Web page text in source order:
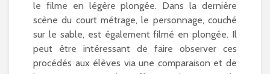
le filme en légère plongée. Dans la dernière
scène du court métrage, le personnage, couché
sur le sable, est également filmé en plongée. Il
peut être intéressant de faire observer ces
procédés aux élèves via une comparaison et de